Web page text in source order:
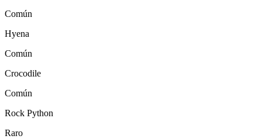
Común
Hyena
Común
Crocodile
Común
Rock Python
Raro